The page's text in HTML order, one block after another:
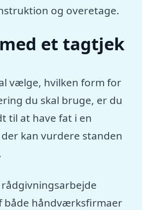
og overetage.
et tagtjek
vælge, hvilken form for
du skal bruge, er du
til at have fat i en
kan vurdere standen
rådgivningsarbejde
både håndværksfirmaer